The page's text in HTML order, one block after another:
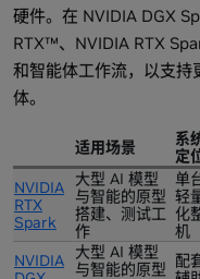
硬件。在 NVIDIA DGX
RTX™、NVIDIA RTX
和智能体工作流，以支持
体。
适用场景
系
定
NVIDIA
RTX
Spark
大型 AI 模型
与智能的原型
搭建、测试工
作
单
轻
化
机
NVIDIA
大型 AI 模型
与智能的原型 配